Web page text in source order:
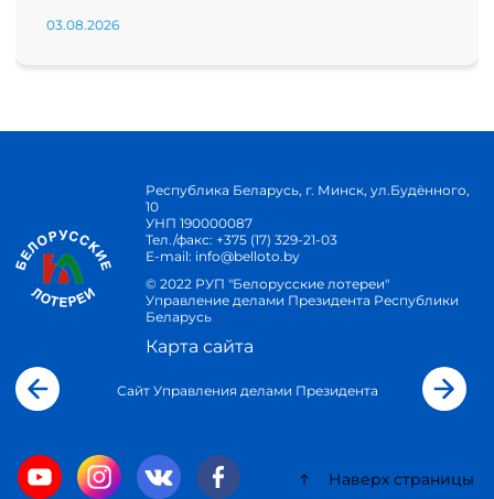
03.08.2026
Республика Беларусь, г. Минск, ул.Будённого,
10
УНП 190000087
Тел./факс: +375 (17) 329-21-03
E-mail: info@belloto.by
© 2022 РУП "Белорусские лотереи"
Управление делами Президента Республики
Беларусь
Карта сайта
Сайт Управления делами Президента
Наверх страницы